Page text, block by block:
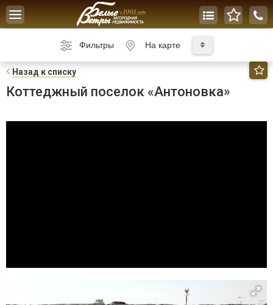
Toggle
navigation
Фильтры На карте
Назад к списку
Коттеджный поселок «Антоновка»